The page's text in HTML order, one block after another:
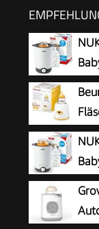
breiförmiger
Minuten
von
zum